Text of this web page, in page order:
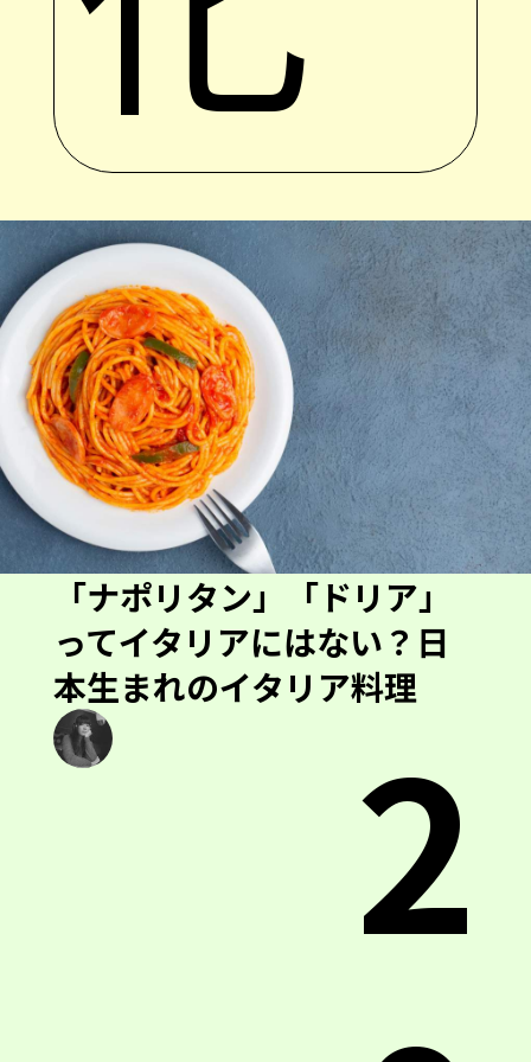
「ナポリタン」「ドリア」
ってイタリアにはない？日
本生まれのイタリア料理
2